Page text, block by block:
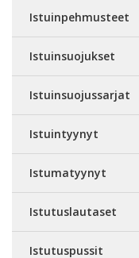
Istuinpehmusteet
Istuinsuojukset
Istuinsuojussarjat
Istuintyynyt
Istumatyynyt
Istutuslautaset
Istutuspussit